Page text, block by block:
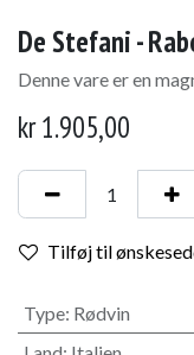
De Stefani -
Denne vare er en
kr1.905,00
Tilføj til
Type: Rødvin